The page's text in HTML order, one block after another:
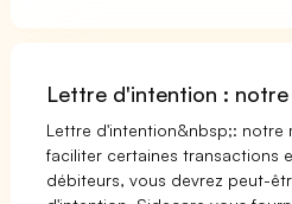
Lettre d'intention :
Lettre d'intention&nbsp;: notre
faciliter certaines transactions
débiteurs, vous devrez peut-